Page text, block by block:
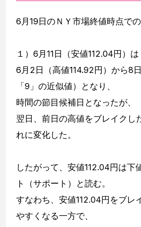
6月19日のＮＹ市場終値時点で
１）6月11日（安値112.04円）は
6月2日（高値114.92円）から8
「9」の近似値）となり、
時間の節目候補日となったが、
翌日、前日の高値をブレイクし
れに変化した。
したがって、安値112.04円は下
ト（サポート）と読む。
すなわち、安値112.04円をブレ
やすくなる一方で、